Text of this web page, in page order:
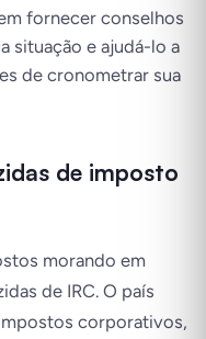
fornecer conselhos
situação e ajudá-lo a
de cronometrar sua
de imposto
morando em
de IRC. O país
corporativos,